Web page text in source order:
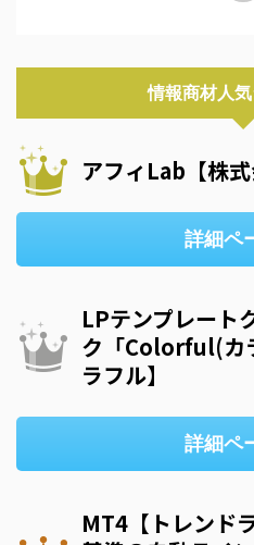
情報商材人
アフィLab【株式
詳細ペ
LPテンプレート
ク「Colorful(カ
ラフル】
詳細ペ
MT4【トレンド